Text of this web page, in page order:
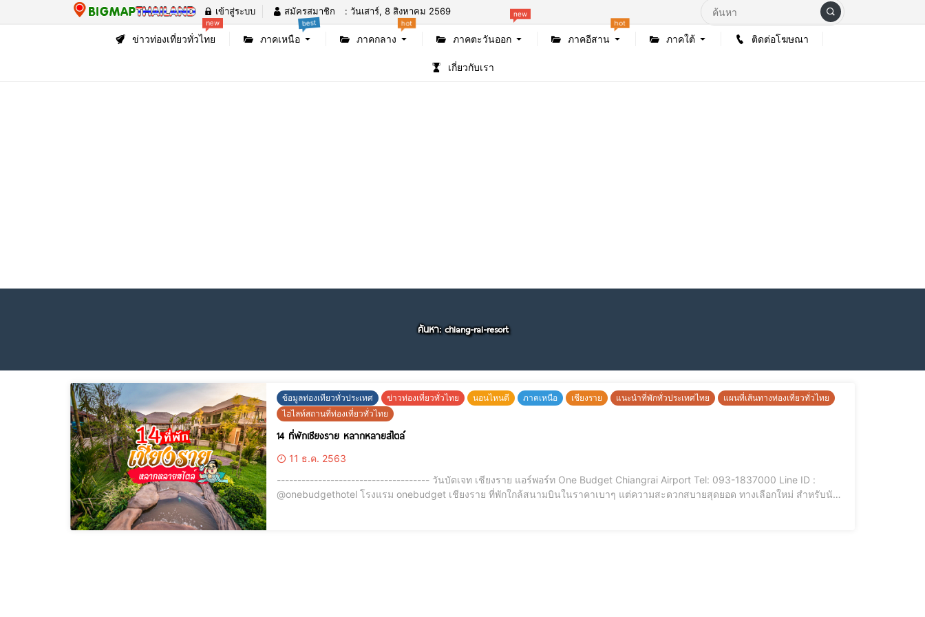
เข้าสู่ระบบ สมัครสมาชิก : วันเสาร์, 8 สิงหาคม 2569
ข่าวท่องเที่ยวทั่วไทย
new
ภาคเหนือ
best
ภาคกลาง
hot
ภาคตะวันออก
new
ภาคอีสาน
hot
ภาคใต้ ติดต่อโฆษณา
เกี่ยวกับเรา
ค้นหา: chiang-rai-resort
ข้อมูลท่องเทียวทั่วประเทศ ข่าวท่องเที่ยวทั่วไทย นอนไหนดี ภาคเหนือ เชียงราย แนะนำที่พักทั่วประเทศไทย
แผนที่เส้นทางท่องเที่ยวทั่วไทย
ไฮไลท์สถานที่ท่องเที่ยวทั่วไทย
14 ที่พักเชียงราย หลากหลายสไตล์
11 ธ.ค. 2563
------------------------------------- วันบัดเจท เชียงราย แอร์พอร์ท One Budget Chiangrai Airport Tel: 093-1837000 Line ID :
@onebudgethotel โรงแรม onebudget เชียงราย ที่พักใกล้สนามบินในราคาเบาๆ แต่ความสะดวกสบายสุดยอด ทางเลือกใหม่ สำหรับนัก